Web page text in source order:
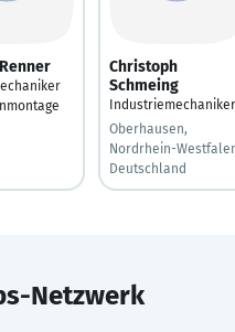
Christoph
Schmeing
Industriemechaniker
Oberhausen,
Nordrhein-
Deutschland
Netzwerk